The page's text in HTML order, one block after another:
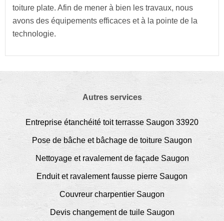
toiture plate. Afin de mener à bien les travaux, nous
avons des équipements efficaces et à la pointe de la
technologie.
Autres services
Entreprise étanchéité toit terrasse Saugon 33920
Pose de bâche et bâchage de toiture Saugon
Nettoyage et ravalement de façade Saugon
Enduit et ravalement fausse pierre Saugon
Couvreur charpentier Saugon
Devis changement de tuile Saugon